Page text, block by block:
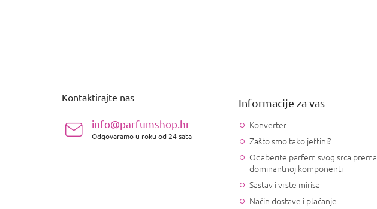
Kontaktirajte nas
info@parfumshop.hr
Odgovaramo u roku od 24 sata
Informacije za vas
Konverter
Zašto smo tako jeftini?
Odaberite parfem svog srca prema
dominantnoj komponenti
Sastav i vrste mirisa
Način dostave i plaćanje